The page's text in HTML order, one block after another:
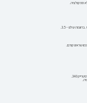
ספקולציה.
שלנו – 3.5.
שראינו קודם.